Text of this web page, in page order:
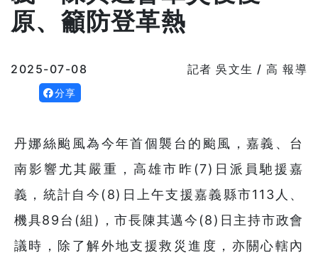
原、籲防登革熱
2025-07-08 記者 吳文生 / 高 報導
分享
丹娜絲颱風為今年首個襲台的颱風，嘉義、台
南影響尤其嚴重，高雄市昨(7)日派員馳援嘉
義，統計自今(8)日上午支援嘉義縣市113人、
機具89台(組)，市長陳其邁今(8)日主持市政會
議時，除了解外地支援救災進度，亦關心轄內